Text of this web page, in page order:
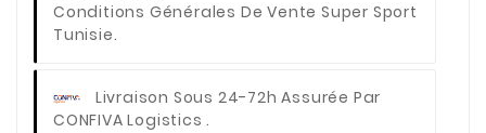
Conditions Générales De Vente Super Sport
Tunisie.
Livraison Sous 24-72h Assurée Par
CONFIVA Logistics .